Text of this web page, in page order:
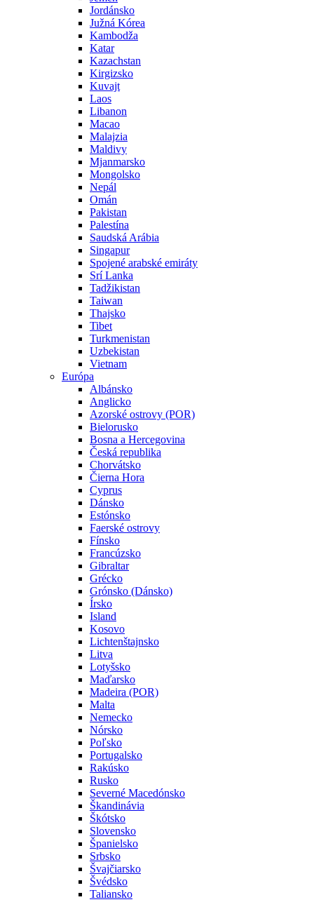
Jordánsko
Južná Kórea
Kambodža
Katar
Kazachstan
Kirgizsko
Kuvajt
Laos
Libanon
Macao
Malajzia
Maldivy
Mjanmarsko
Mongolsko
Nepál
Omán
Pakistan
Palestína
Saudská Arábia
Singapur
Spojené arabské emiráty
Srí Lanka
Tadžikistan
Taiwan
Thajsko
Tibet
Turkmenistan
Uzbekistan
Vietnam
Európa
Albánsko
Anglicko
Azorské ostrovy (POR)
Bielorusko
Bosna a Hercegovina
Česká republika
Chorvátsko
Čierna Hora
Cyprus
Dánsko
Estónsko
Faerské ostrovy
Fínsko
Francúzsko
Gibraltar
Grécko
Grónsko (Dánsko)
Írsko
Island
Kosovo
Lichtenštajnsko
Litva
Lotyšsko
Maďarsko
Madeira (POR)
Malta
Nemecko
Nórsko
Poľsko
Portugalsko
Rakúsko
Rusko
Severné Macedónsko
Škandinávia
Škótsko
Slovensko
Španielsko
Srbsko
Švajčiarsko
Švédsko
Taliansko